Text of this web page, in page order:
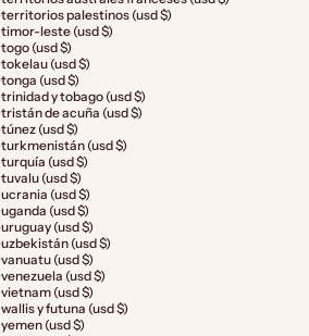
territorios palestinos (usd $)
timor-leste (usd $)
togo (usd $)
tokelau (usd $)
tonga (usd $)
trinidad y tobago (usd $)
tristán de acuña (usd $)
túnez (usd $)
turkmenistán (usd $)
turquía (usd $)
tuvalu (usd $)
ucrania (usd $)
uganda (usd $)
uruguay (usd $)
uzbekistán (usd $)
vanuatu (usd $)
venezuela (usd $)
vietnam (usd $)
wallis y futuna (usd $)
yemen (usd $)